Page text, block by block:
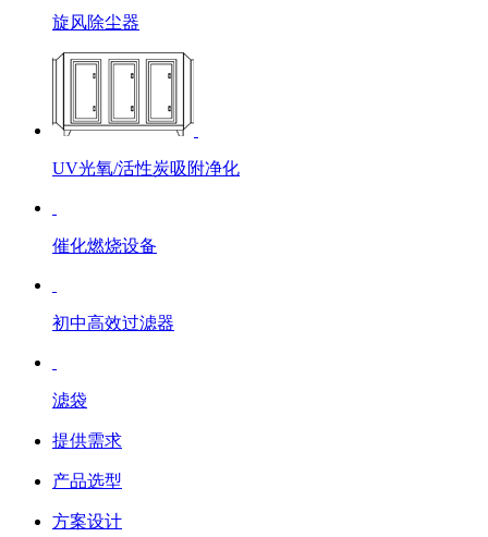
旋风除尘器
UV光氧/活性炭吸附净化
催化燃烧设备
初中高效过滤器
滤袋
提供需求